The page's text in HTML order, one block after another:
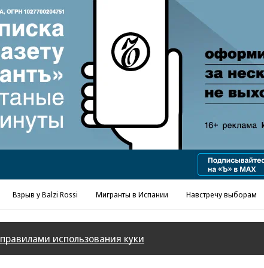
Реклама в «Ъ» www.kommersant.ru/ad
Взрыв у Balzi Rossi Мигранты в Испании Навстречу выборам
правилами использования куки